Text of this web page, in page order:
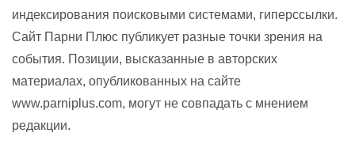
индексирования поисковыми системами, гиперссылки.
Сайт Парни Плюс публикует разные точки зрения на
события. Позиции, высказанные в авторских
материалах, опубликованных на сайте
www.parniplus.com, могут не совпадать с мнением
редакции.